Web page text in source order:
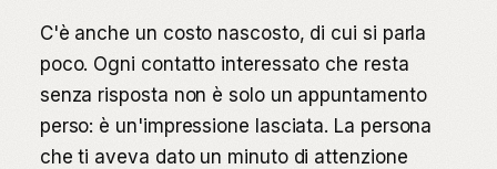
C'è anche un costo nascosto, di cui si parla
poco. Ogni contatto interessato che resta
senza risposta non è solo un appuntamento
perso: è un'impressione lasciata. La persona
che ti aveva dato un minuto di attenzione